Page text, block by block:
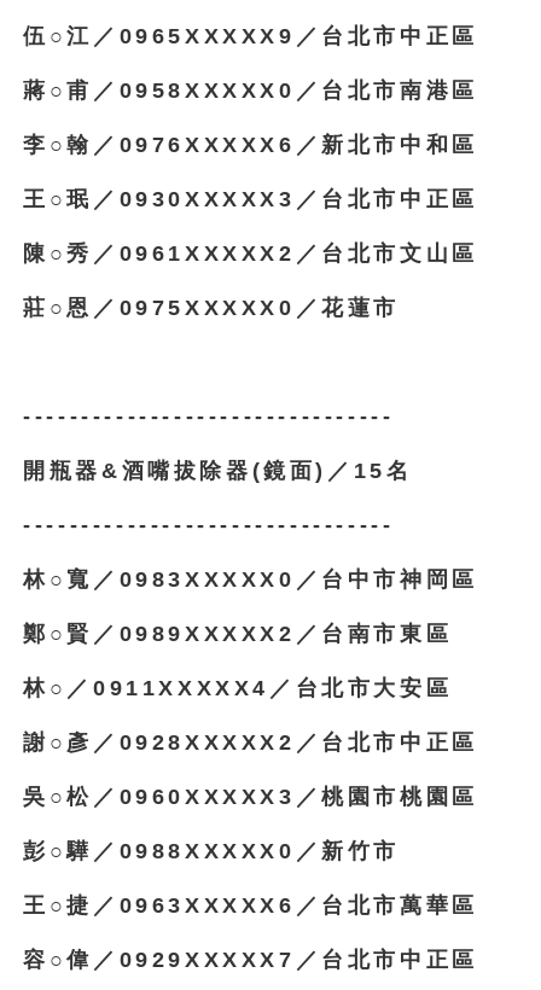
伍○江／0965XXXXX9／台北市中正區
蔣○甫／0958XXXXX0／台北市南港區
李○翰／0976XXXXX6／新北市中和區
王○珉／0930XXXXX3／台北市中正區
陳○秀／0961XXXXX2／台北市文山區
莊○恩／0975XXXXX0／花蓮市
--------------------------------
開瓶器&酒嘴拔除器(鏡面)／15名
--------------------------------
林○寬／0983XXXXX0／台中市神岡區
鄭○賢／0989XXXXX2／台南市東區
林○／0911XXXXX4／台北市大安區
謝○彥／0928XXXXX2／台北市中正區
吳○松／0960XXXXX3／桃園市桃園區
彭○驊／0988XXXXX0／新竹市
王○捷／0963XXXXX6／台北市萬華區
容○偉／0929XXXXX7／台北市中正區